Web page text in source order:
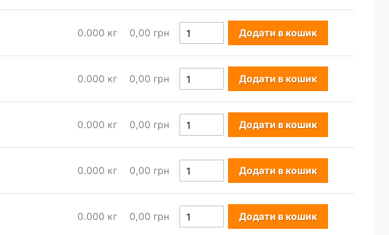
0.000 кг 0,00 грн Додати в кошик
0.000 кг 0,00 грн Додати в кошик
0.000 кг 0,00 грн Додати в кошик
0.000 кг 0,00 грн Додати в кошик
0.000 кг 0,00 грн Додати в кошик